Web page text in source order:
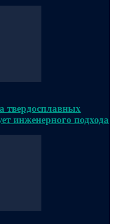
твердосплавных
инженерного подхода